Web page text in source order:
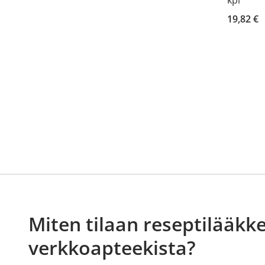
19,82 €
Miten tilaan
verkkoapteekista?